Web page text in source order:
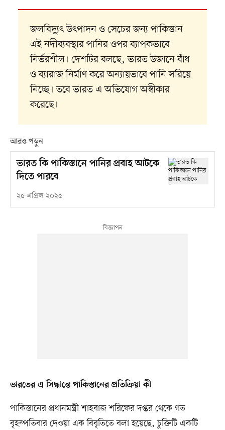
জলবিদ্যুৎ উৎপাদন ও সেচের জন্য পাকিস্তান
এই নদীব্যবস্থার পানির ওপর ব্যাপকভাবে
নির্ভরশীল। দেশটির বলছে, ভারত উজানে বাঁধ
ও ব্যারাজ নির্মাণ করে অন্যায়ভাবে পানি সরিয়ে
নিচ্ছে। তবে ভারত এ অভিযোগ অস্বীকার
করেছে।
আরও পড়ুন
ভারত কি পাকিস্তানে পানির প্রবাহ আটকে
দিতে পারবে
২৫ এপ্রিল ২০২৫
ভারতের এ সিদ্ধান্তে পাকিস্তানের প্রতিক্রিয়া কী
পাকিস্তানের প্রধানমন্ত্রী শাহবাজ শরিফের দপ্তর থেকে গত
বৃহস্পতিবার দেওয়া এক বিবৃতিতে বলা হয়েছে, চুক্তিটি একটি